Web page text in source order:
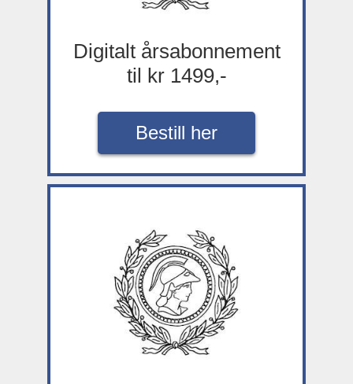
Digitalt årsabonnement
til kr 1499,-
Bestill her